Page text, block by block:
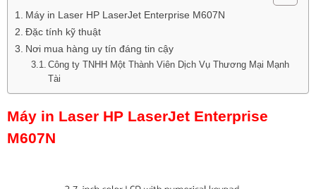
Máy in Laser HP LaserJet Enterprise M607N
Đặc tính kỹ thuật
Nơi mua hàng uy tín đáng tin cậy
Công ty TNHH Một Thành Viên Dịch Vụ Thương Mại Mạnh
Tài
Máy in Laser HP LaserJet Enterprise
M607N